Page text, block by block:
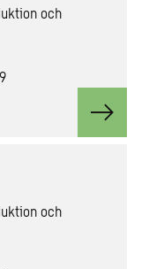
och
View
och